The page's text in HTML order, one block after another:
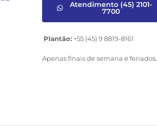
Atendimento (45) 2101-
7700
Plantão: +55 (45) 9 8819-8161
Apenas finais de semana e feriados.